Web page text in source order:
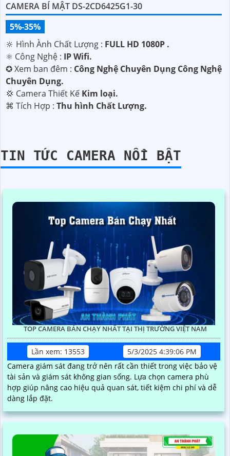
CAMERA BÍ MẬT DS-2CD6425G1-30
5%-35%
🔆 Hình Ành Chất Lượng : FULL HD 1080P .
⚛️ Công Nghệ : IP Wifi.
✪ Xem ban đêm : Công Nghệ Chuyên Dụng Công Nghệ
Chuyên Dụng.
💢 Camera Thiết Kế Kim loại.
️⌘ Tích Hợp : Thu hình Chất Lượng.
TIN TỨC CAMERA NỔI BẬT
TOP CAMERA BÁN CHẠY NHẤT TẠI THỊ TRƯỜNG VIỆT NAM
Lần xem: 13553
5/3/2025 4:39:06 PM
Camera giám sát đang trở nên rất cần thiết trong việc bảo vệ
tài sản và giám sát không gian sống. Lựa chọn camera phù
hợp giúp nâng cao hiệu quả quan sát, tiết kiệm chi phí và dễ
dàng lắp đặt.